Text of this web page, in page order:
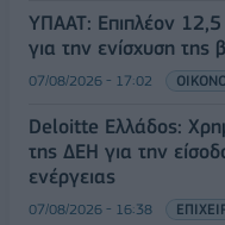
ΥΠΑΑΤ: Επιπλέον 12,5
για την ενίσχυση της
07/08/2026 - 17:02
Deloitte Ελλάδος:
της ΔΕΗ για την
ενέργειας
07/08/2026 - 16:38